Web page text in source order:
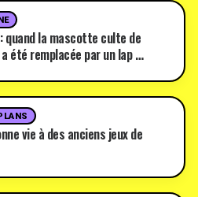
quand la mascotte culte de
été remplacée par un lap …
vie à des anciens jeux de